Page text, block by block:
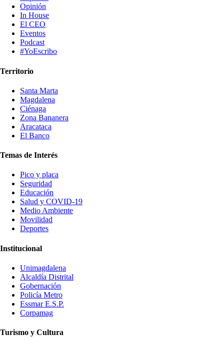
Opinión
In House
El CEO
Eventos
Podcast
#YoEscribo
Territorio
Santa Marta
Magdalena
Ciénaga
Zona Bananera
Aracataca
El Banco
Temas de Interés
Pico y placa
Seguridad
Educación
Salud y COVID-19
Medio Ambiente
Movilidad
Deportes
Institucional
Unimagdalena
Alcaldía Distrital
Gobernación
Policía Metro
Essmar E.S.P.
Corpamag
Turismo y Cultura